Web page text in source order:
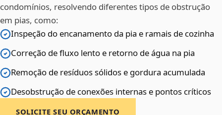
condomínios, resolvendo diferentes tipos de obstrução
em pias, como:
Inspeção do encanamento da pia e ramais de cozinha
Correção de fluxo lento e retorno de água na pia
Remoção de resíduos sólidos e gordura acumulada
Desobstrução de conexões internas e pontos críticos
SOLICITE SEU ORÇAMENTO